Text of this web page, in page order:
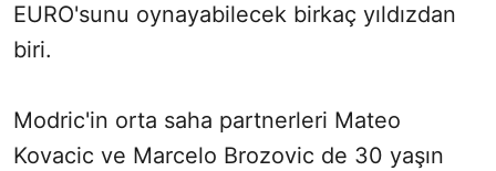
EURO'sunu oynayabilecek birkaç yıldızdan
biri.
Modric'in orta saha partnerleri Mateo
Kovacic ve Marcelo Brozovic de 30 yaşın